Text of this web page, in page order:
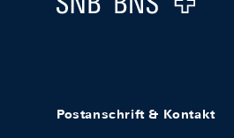
Postanschrift & Kontakt